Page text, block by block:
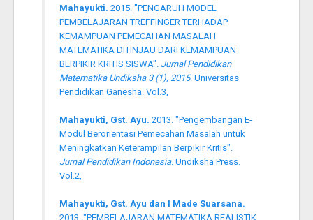
Mahayukti. 2015. "PENGARUH MODEL
PEMBELAJARAN TREFFINGER TERHADAP
KEMAMPUAN PEMECAHAN MASALAH
MATEMATIKA DITINJAU DARI KEMAMPUAN
BERPIKIR KRITIS SISWA". Jurnal Pendidikan
Matematika Undiksha 3 (1), 2015. Universitas
Pendidikan Ganesha. Vol.3,
Mahayukti, Gst. Ayu. 2013. "Pengembangan E-
Modul Berorientasi Pemecahan Masalah untuk
Meningkatkan Keterampilan Berpikir Kritis".
Jurnal Pendidikan Indonesia. Undiksha Press.
Vol.2,
Mahayukti, Gst. Ayu dan I Made Suarsana.
2013. "PEMBELAJARAN MATEMATIKA REALISTIK